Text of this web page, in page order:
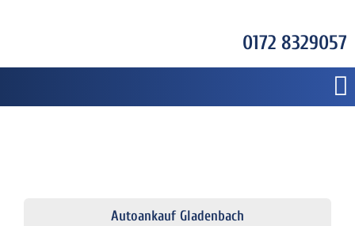
0172 8329057
Autoankauf Gladenbach